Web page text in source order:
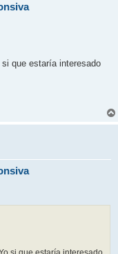
que estaría interesado